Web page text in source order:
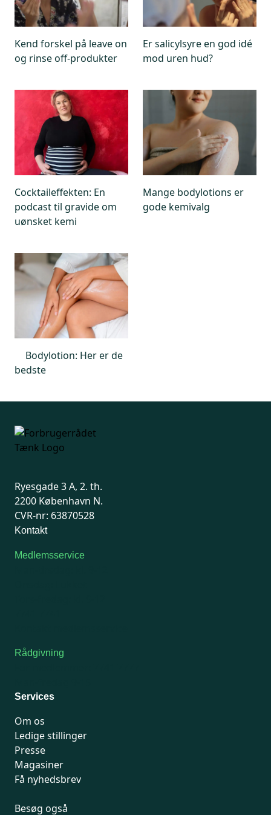
Cyclohexasiloxane er problematisk for miljøet. Det
er fundet i 1 bodylotion.
hormonforstyrrende, er fundet i 1 bodylotion.
DMDM hydantoin, der er et allergifremkaldende
får laveste bedømmelse.
Kend forskel på leave on
og rinse off-produkter
Er salicylsyre en god idé
mod uren hud?
Cocktaileffekten: En
podcast til gravide om
uønsket kemi
Mange bodylotions er
gode kemivalg
Bodylotion: Her er de
bedste
Ryesgade 3 A, 2. th.
2200 København N.
CVR-nr: 63870528
Kontakt
Medlemsservice
Rådgivning
Services
Om os
Ledige stillinger
Presse
Magasiner
Få nyhedsbrev
Besøg også